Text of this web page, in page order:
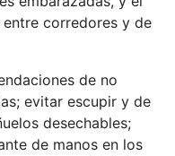
corredores y de
de no
evitar escupir y de
desechables;
de manos en los